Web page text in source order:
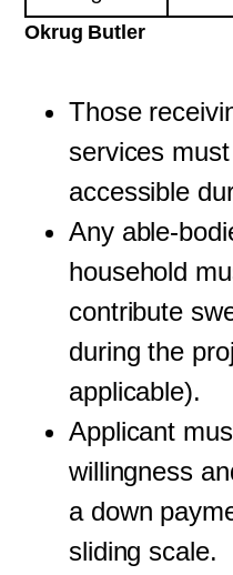
Okrug Butler
Those
services
accessible
Any able-
household
contribute
during the
applicable).
Applicant
willingness
a down
sliding scale.